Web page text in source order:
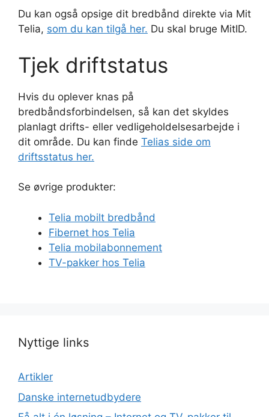
Du kan også opsige dit bredbånd direkte via Mit
Telia, som du kan tilgå her. Du skal bruge MitID.
Tjek driftstatus
Hvis du oplever knas på
bredbåndsforbindelsen, så kan det skyldes
planlagt drifts- eller vedligeholdelsesarbejde i
dit område. Du kan finde Telias side om
driftsstatus her.
Se øvrige produkter:
Telia mobilt bredbånd
Fibernet hos Telia
Telia mobilabonnement
TV-pakker hos Telia
Nyttige links
Artikler
Danske internetudbydere